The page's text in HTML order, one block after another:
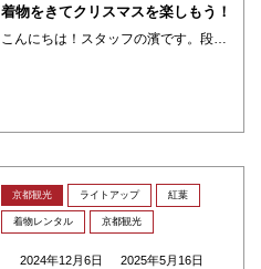
着物をきてクリスマスを楽しもう！
こんにちは！スタッフの濱です。段々寒くなってきて冬のクリスマスの時期が近づいて来ました⛄今回はクリスマスカラーについてや、クリスマスカラーを取り入れた夢館オススメコーディネートを紹介していきます‼ クリスマス🎄 クリスマ ・・・
京都観光 ライトアップ 紅葉
着物レンタル 京都観光
2024年12月6日 2025年5月16日